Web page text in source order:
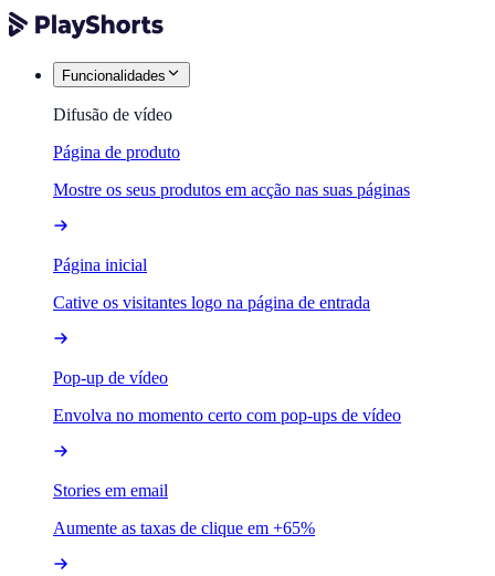
Funcionalidades
Difusão de vídeo
Página de produto
Mostre os seus produtos em acção nas suas páginas
Página inicial
Cative os visitantes logo na página de entrada
Pop-up de vídeo
Envolva no momento certo com pop-ups de vídeo
Stories em email
Aumente as taxas de clique em +65%